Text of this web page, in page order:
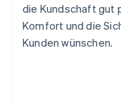
die Kundschaft gut
Komfort und die
Kunden wünschen.